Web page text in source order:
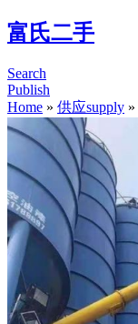
富氏二手
Search
Publish
Home » 供应supply »